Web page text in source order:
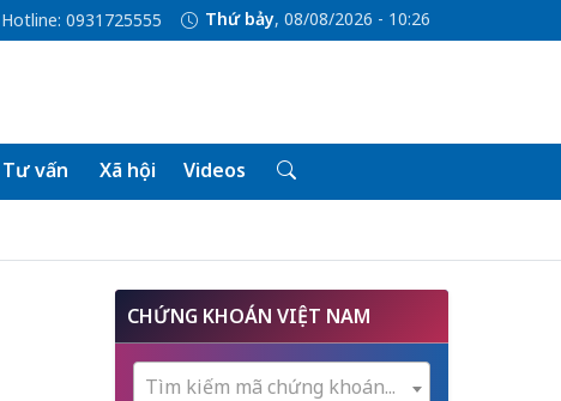
Hotline: 0931725555 Thứ bảy, 08/08/2026 - 10:26
Tư vấn Xã hội Videos
CHỨNG KHOÁN VIỆT NAM
Tìm kiếm mã chứng khoán...